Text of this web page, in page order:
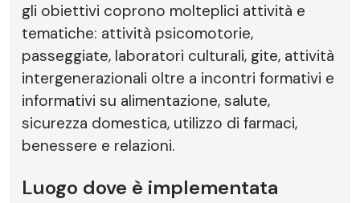
gli obiettivi coprono molteplici attività e
tematiche: attività psicomotorie,
passeggiate, laboratori culturali, gite, attività
intergenerazionali oltre a incontri formativi e
informativi su alimentazione, salute,
sicurezza domestica, utilizzo di farmaci,
benessere e relazioni.
Luogo dove è implementata